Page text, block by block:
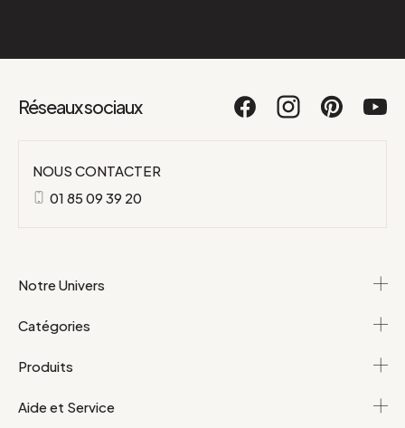
Réseaux sociaux
NOUS CONTACTER
01 85 09 39 20
Notre Univers
Catégories
Produits
Aide et Service